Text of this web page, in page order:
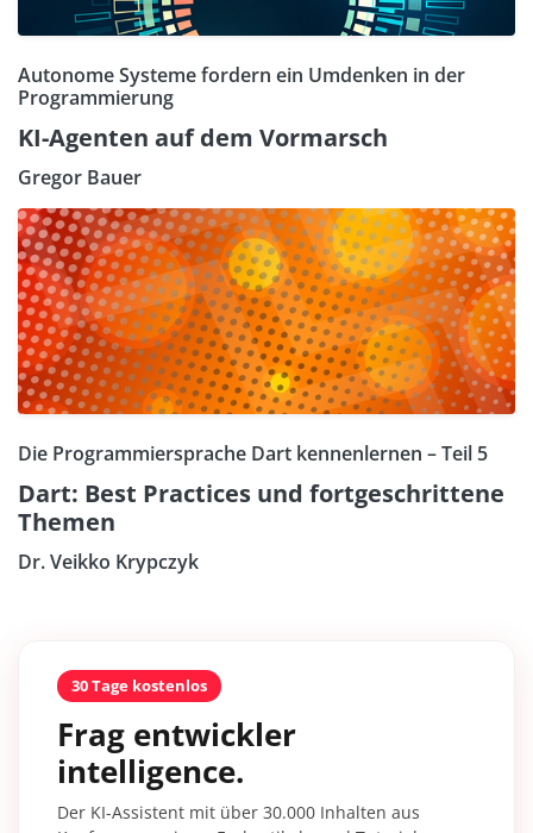
Autonome Systeme fordern ein Umdenken in der
Programmierung
KI-Agenten auf dem Vormarsch
Gregor Bauer
Die Programmiersprache Dart kennenlernen – Teil 5
Dart: Best Practices und fortgeschrittene
Themen
Dr. Veikko Krypczyk
30 Tage kostenlos
Frag entwickler
intelligence.
Der KI-Assistent mit über 30.000 Inhalten aus